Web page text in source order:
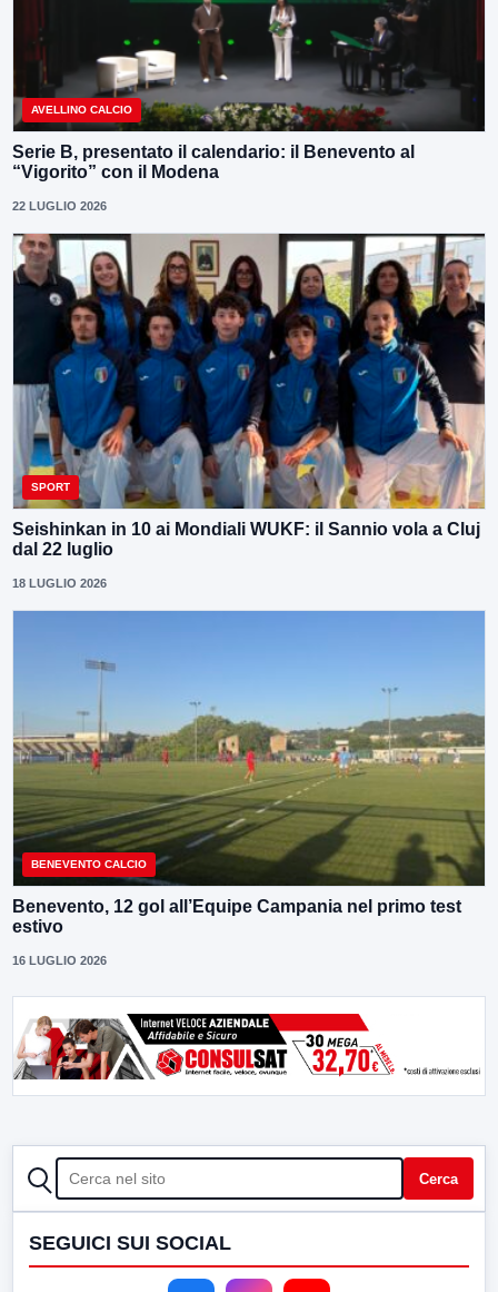
AVELLINO CALCIO
Serie B, presentato il calendario: il Benevento al
“Vigorito” con il Modena
22 LUGLIO 2026
SPORT
Seishinkan in 10 ai Mondiali WUKF: il Sannio vola a Cluj
dal 22 luglio
18 LUGLIO 2026
BENEVENTO CALCIO
Benevento, 12 gol all’Equipe Campania nel primo test
estivo
16 LUGLIO 2026
CERCA Cerca
SEGUICI SUI SOCIAL